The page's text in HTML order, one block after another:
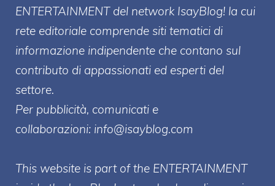
ENTERTAINMENT del network IsayBlog! la cui
rete editoriale comprende siti tematici di
informazione indipendente che contano sul
contributo di appassionati ed esperti del
settore.
Per pubblicità, comunicati e
collaborazioni: info@isayblog.com
This website is part of the ENTERTAINMENT